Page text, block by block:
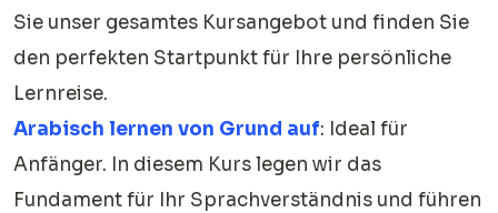
Sie unser gesamtes Kursangebot und finden Sie
den perfekten Startpunkt für Ihre persönliche
Lernreise.
Arabisch lernen von Grund auf: Ideal für
Anfänger. In diesem Kurs legen wir das
Fundament für Ihr Sprachverständnis und führen